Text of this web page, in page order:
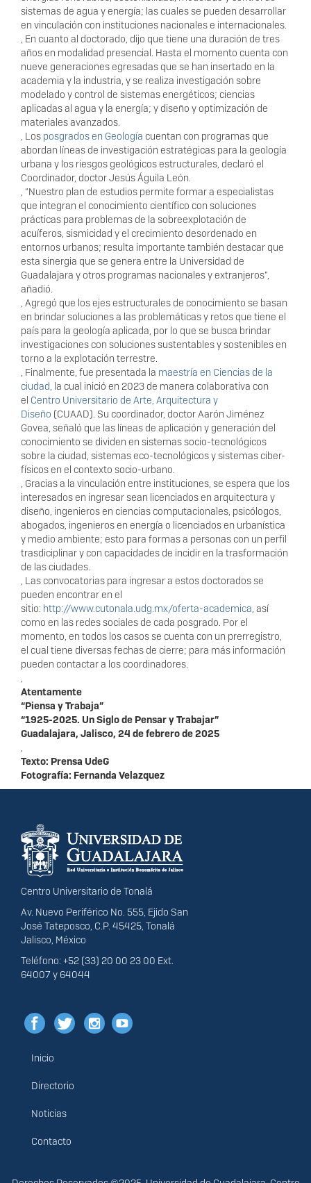
sistemas de agua y energía; las cuales se pueden desarrollar
en vinculación con instituciones nacionales e internacionales.
, En cuanto al doctorado, dijo que tiene una duración de tres
años en modalidad presencial. Hasta el momento cuenta con
nueve generaciones egresadas que se han insertado en la
academia y la industria, y se realiza investigación sobre
modelado y control de sistemas energéticos; ciencias
aplicadas al agua y la energía; y diseño y optimización de
materiales avanzados.
, Los posgrados en Geología cuentan con programas que
abordan líneas de investigación estratégicas para la geología
urbana y los riesgos geológicos estructurales, declaró el
Coordinador, doctor Jesús Águila León.
, “Nuestro plan de estudios permite formar a especialistas
que integran el conocimiento científico con soluciones
prácticas para problemas de la sobreexplotación de
acuíferos, sismicidad y el crecimiento desordenado en
entornos urbanos; resulta importante también destacar que
esta sinergia que se genera entre la Universidad de
Guadalajara y otros programas nacionales y extranjeros”,
añadió.
, Agregó que los ejes estructurales de conocimiento se basan
en brindar soluciones a las problemáticas y retos que tiene el
país para la geología aplicada, por lo que se busca brindar
investigaciones con soluciones sustentables y sostenibles en
torno a la explotación terrestre.
, Finalmente, fue presentada la maestría en Ciencias de la
ciudad, la cual inició en 2023 de manera colaborativa con
el Centro Universitario de Arte, Arquitectura y
Diseño (CUAAD). Su coordinador, doctor Aarón Jiménez
Govea, señaló que las líneas de aplicación y generación del
conocimiento se dividen en sistemas socio-tecnológicos
sobre la ciudad, sistemas eco-tecnológicos y sistemas ciber-
físicos en el contexto socio-urbano.
, Gracias a la vinculación entre instituciones, se espera que los
interesados en ingresar sean licenciados en arquitectura y
diseño, ingenieros en ciencias computacionales, psicólogos,
abogados, ingenieros en energía o licenciados en urbanística
y medio ambiente; esto para formas a personas con un perfil
trasdiciplinar y con capacidades de incidir en la trasformación
de las ciudades.
, Las convocatorias para ingresar a estos doctorados se
pueden encontrar en el
sitio: http://www.cutonala.udg.mx/oferta-academica, así
como en las redes sociales de cada posgrado. Por el
momento, en todos los casos se cuenta con un prerregistro,
el cual tiene diversas fechas de cierre; para más información
pueden contactar a los coordinadores.
,
Atentamente
“Piensa y Trabaja”
“1925-2025. Un Siglo de Pensar y Trabajar”
Guadalajara, Jalisco, 24 de febrero de 2025
,
Texto: Prensa UdeG
Fotografía: Fernanda Velazquez
Información del
portal
Centro Universitario de Tonalá
Av. Nuevo Periférico No. 555, Ejido San
José Tateposco, C.P. 45425, Tonalá
Jalisco, México
Teléfono: +52 (33) 20 00 23 00 Ext.
64007 y 64044
Menú
principal
Inicio
Directorio
Noticias
Contacto